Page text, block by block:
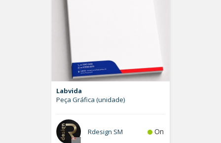
Labvida
Peça Gráfica (unidade)
Rdesign SM On